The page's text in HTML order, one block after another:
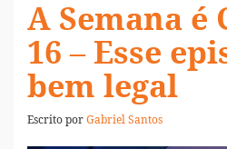
A Semana é
16 – Esse
bem legal
Escrito porGabriel Santos